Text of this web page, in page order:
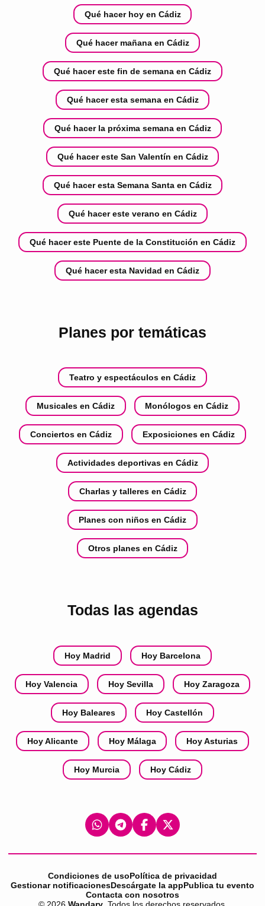
Qué hacer hoy en Cádiz
Qué hacer mañana en Cádiz
Qué hacer este fin de semana en Cádiz
Qué hacer esta semana en Cádiz
Qué hacer la próxima semana en Cádiz
Qué hacer este San Valentín en Cádiz
Qué hacer esta Semana Santa en Cádiz
Qué hacer este verano en Cádiz
Qué hacer este Puente de la Constitución en Cádiz
Qué hacer esta Navidad en Cádiz
Planes por temáticas
Teatro y espectáculos en Cádiz
Musicales en Cádiz Monólogos en Cádiz
Conciertos en Cádiz Exposiciones en Cádiz
Actividades deportivas en Cádiz
Charlas y talleres en Cádiz
Planes con niños en Cádiz
Otros planes en Cádiz
Todas las agendas
Hoy Madrid Hoy Barcelona
Hoy Valencia Hoy Sevilla Hoy Zaragoza
Hoy Baleares Hoy Castellón
Hoy Alicante Hoy Málaga Hoy Asturias
Hoy Murcia Hoy Cádiz
Condiciones de usoPolítica de privacidad
Gestionar notificacionesDescárgate la appPublica tu evento
Contacta con nosotros